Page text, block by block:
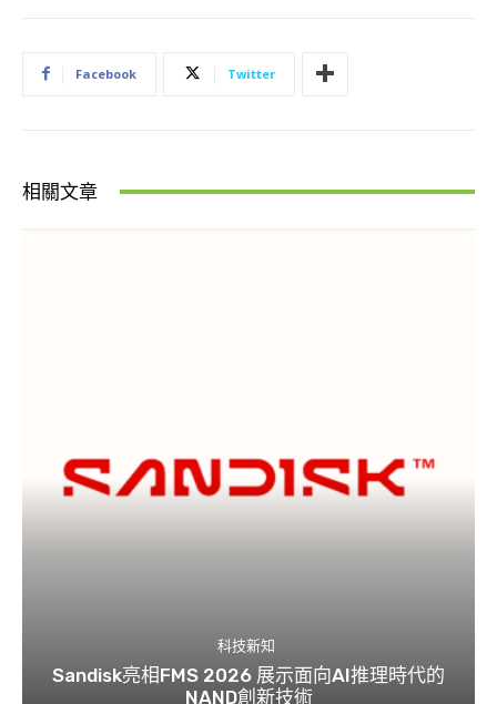
Facebook Twitter
相關文章
科技新知
Sandisk亮相FMS 2026 展示面向AI推理時代的
NAND創新技術